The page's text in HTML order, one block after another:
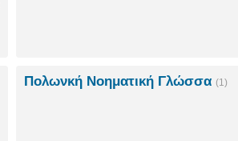
Πολωνκή Νοηματική Γλώσσα (1)